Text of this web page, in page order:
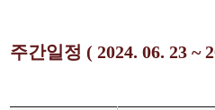
주간일정 ( 2024. 06. 23 ~